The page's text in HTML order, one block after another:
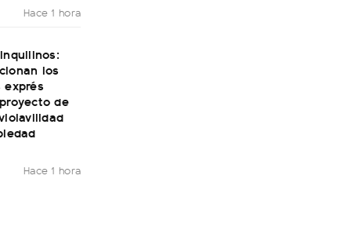
Hace 1 hora
los
exprés
de
Hace 1 hora